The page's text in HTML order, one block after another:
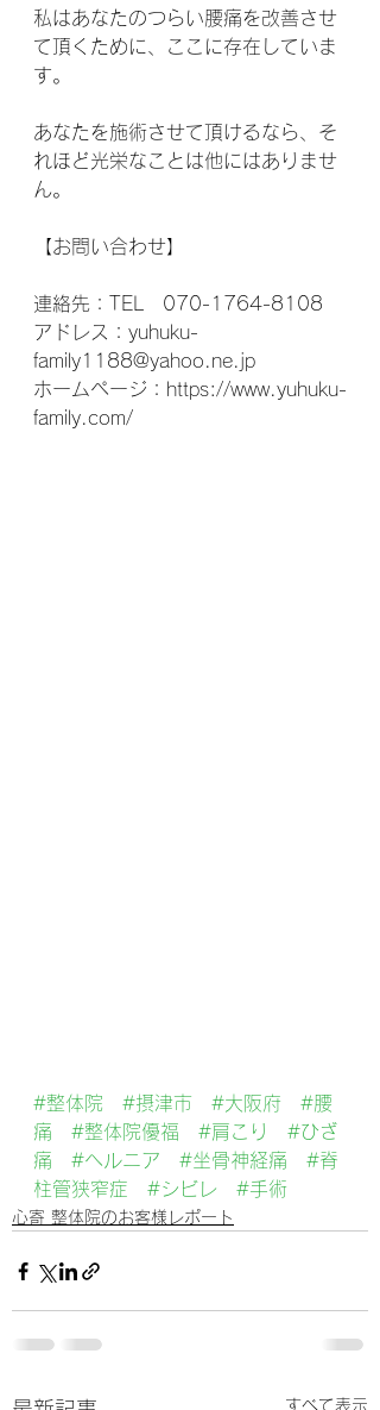
私はあなたのつらい腰痛を改善させ
て頂くために、ここに存在していま
す。
あなたを施術させて頂けるなら、そ
れほど光栄なことは他にはありませ
ん。
【お問い合わせ】
連絡先：TEL　070-1764-8108
アドレス：yuhuku-
family1188@yahoo.ne.jp
ホームページ：https://www.yuhuku-
family.com/
#整体院 #摂津市 #大阪府
#腰
痛
#整体院優福 #肩こり
#ひざ
痛
#ヘルニア #坐骨神経痛
#脊
柱管狭窄症
#シビレ #手術
心寄 整体院のお客様レポート
すべて表示